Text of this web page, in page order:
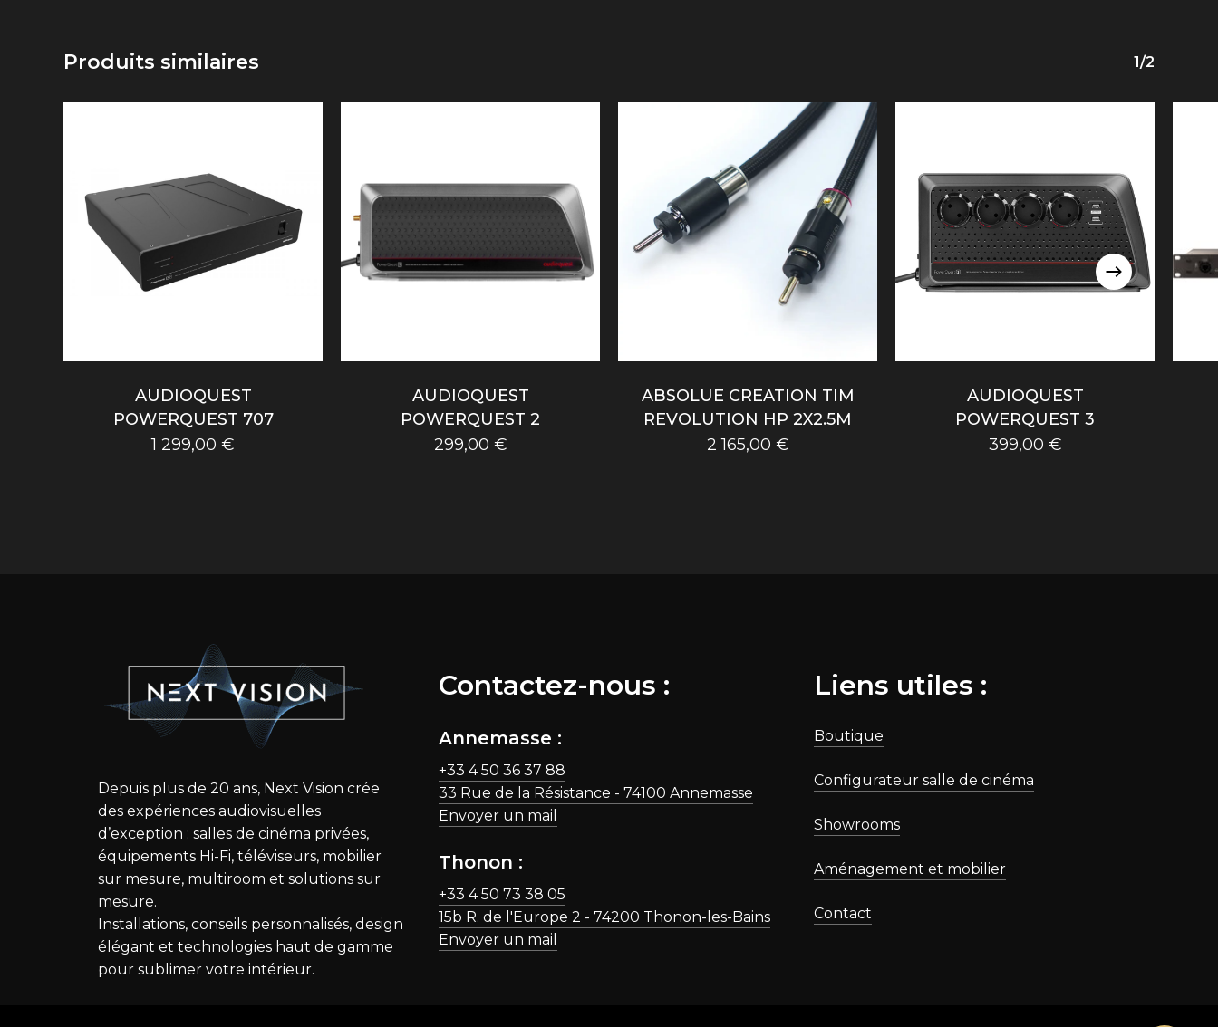
Produits similaires 1/2
AUDIOQUEST
POWERQUEST 707
1 299,00 €
AUDIOQUEST
POWERQUEST 2
299,00 €
ABSOLUE CREATION TIM
REVOLUTION HP 2X2.5M
2 165,00 €
AUDIOQUEST
POWERQUEST 3
399,00 €
Depuis plus de 20 ans, Next Vision crée
des expériences audiovisuelles
d’exception : salles de cinéma privées,
équipements Hi-Fi, téléviseurs, mobilier
sur mesure, multiroom et solutions sur
mesure.
Installations, conseils personnalisés, design
élégant et technologies haut de gamme
pour sublimer votre intérieur.
Contactez-nous :
Annemasse :
+33 4 50 36 37 88
33 Rue de la Résistance - 74100 Annemasse
Envoyer un mail
Thonon :
+33 4 50 73 38 05
15b R. de l'Europe 2 - 74200 Thonon-les-Bains
Envoyer un mail
Liens utiles :
Boutique
Configurateur salle de cinéma
Showrooms
Aménagement et mobilier
Contact